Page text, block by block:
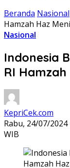
Beranda Nasional
Hamzah Haz
Nasional
Indonesia
RI
KepriCek.com
Rabu, 24/07/2024
WIB